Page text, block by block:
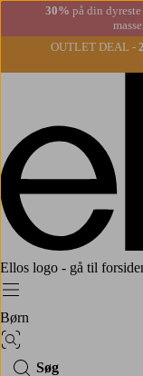
30% på din
OUTLET DEAL -
Ellos logo - gå til
Menu
Børn
Billedsøgning
Søg